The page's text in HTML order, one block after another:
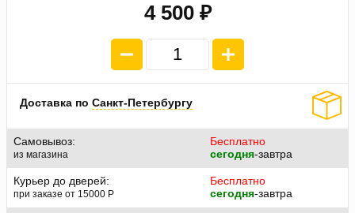
4 500 ₽
Доставка по Санкт-Петербургу
Самовывоз:
из магазина
Бесплатно
сегодня-завтра
Курьер до дверей:
при заказе от 15000 P
Бесплатно
сегодня-завтра